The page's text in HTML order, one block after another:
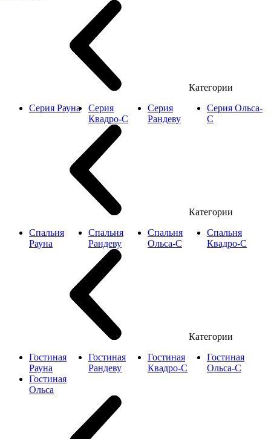
Категории
Серия Рауна
Серия
Квадро-С
Серия
Рандеву
Серия Ольса-
С
Категории
Спальня
Рауна
Спальня
Рандеву
Спальня
Ольса-С
Спальня
Квадро-С
Категории
Гостиная
Рауна
Гостиная
Рандеву
Гостиная
Квадро-С
Гостиная
Ольса-С
Гостиная
Ольса